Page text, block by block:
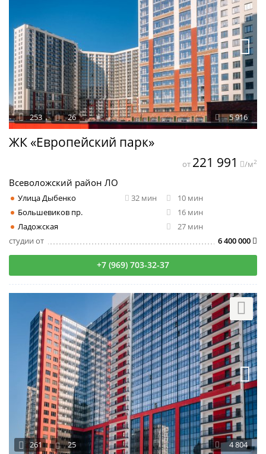
ЖК «Европейский парк»
5 916
253 26
Всеволожский район ЛО
Улица Дыбенко 32 мин
10 мин
Большевиков пр.
16 мин
Ладожская
27 мин
студии от
6 400 000
от 221 991 /м2
+7 (969) 703-32-37
4 804
261 25